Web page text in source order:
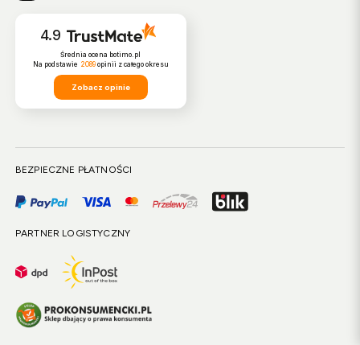
4.9
Średnia ocena botimo.pl
Na podstawie 2089opinii z całego okresu
Zobacz opinie
BEZPIECZNE PŁATNOŚCI
PARTNER LOGISTYCZNY